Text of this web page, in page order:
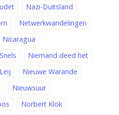
Nazi-Duitsland
Netwerkwandelingen
Nicaragua
Niemand deed het
Nieuwe Warande
Nieuwsuur
Norbert Klok